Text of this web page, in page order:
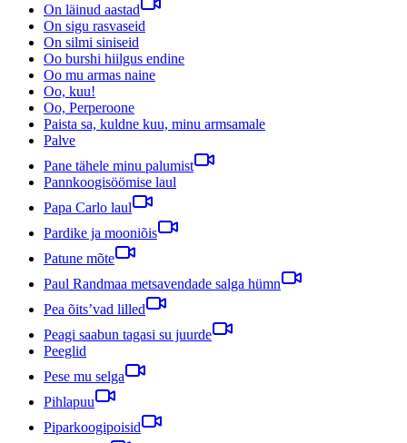
On läinud aastad
On sigu rasvaseid
On silmi siniseid
Oo burshi hiilgus endine
Oo mu armas naine
Oo, kuu!
Oo, Perperoone
Paista sa, kuldne kuu, minu armsamale
Palve
Pane tähele minu palumist
Pannkoogisöömise laul
Papa Carlo laul
Pardike ja mooniõis
Patune mõte
Paul Randmaa metsavendade salga hümn
Pea õits’vad lilled
Peagi saabun tagasi su juurde
Peeglid
Pese mu selga
Pihlapuu
Piparkoogipoisid